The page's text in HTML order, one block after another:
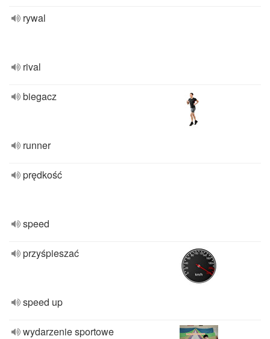
rywal
rival
biegacz
runner
prędkość
speed
przyśpieszać
speed up
wydarzenie sportowe